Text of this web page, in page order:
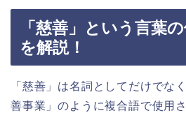
「慈善」という言葉
を解説！
「慈善」は名詞としてだけでな
善事業」のように複合語で使用